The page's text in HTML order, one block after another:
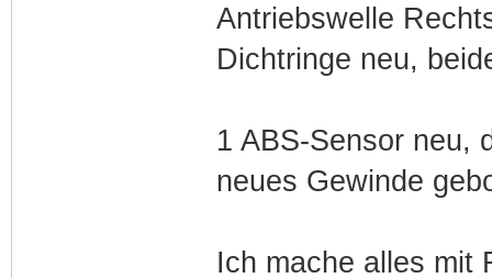
Antriebswelle
Dichtringe neu,
1 ABS-Sensor neu,
neues Gewinde
Ich mache alles mit